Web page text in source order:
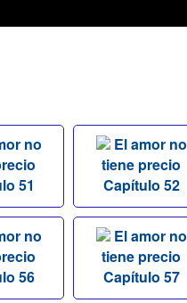
no
51
El amor no
tiene precio
Capítulo 52
no
56
El amor no
tiene precio
Capítulo 57